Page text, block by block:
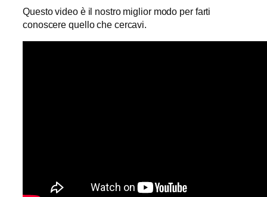
Questo video è il nostro miglior modo per farti
conoscere quello che cercavi.